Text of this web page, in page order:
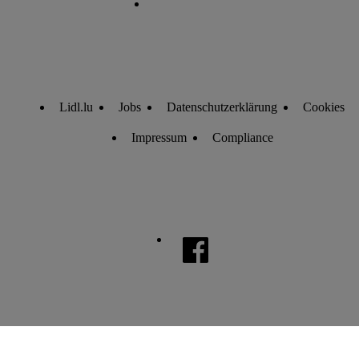
Lidl.lu Jobs Datenschutzerklärung Cookies
Impressum Compliance